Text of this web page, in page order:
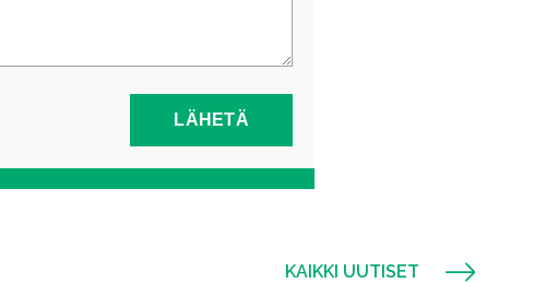
KAIKKI UUTISET